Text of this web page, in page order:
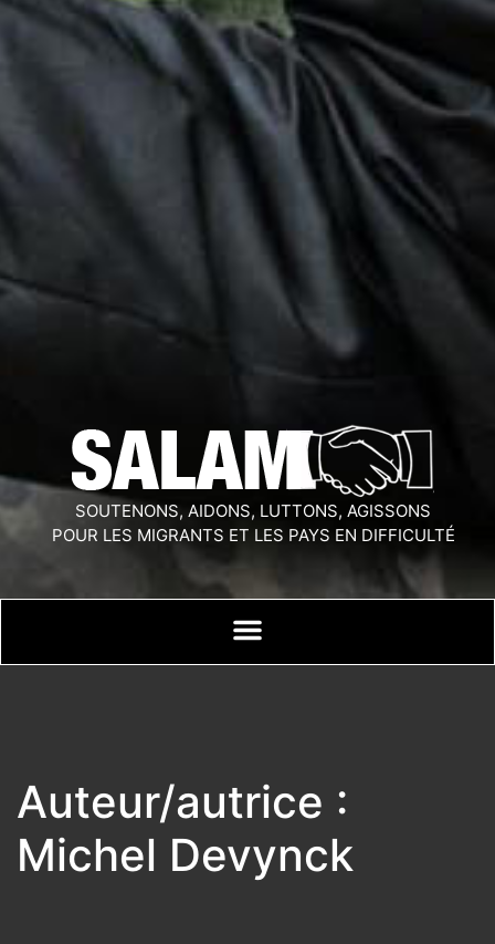
SOUTENONS, AIDONS, LUTTONS, AGISSONS
POUR LES MIGRANTS ET LES PAYS EN DIFFICULTÉ
Auteur/autrice :
Michel Devynck